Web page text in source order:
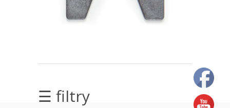
☰ filtry
Wizualizacja